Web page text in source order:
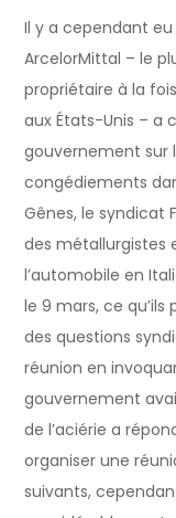
Il y a cependant
ArcelorMittal – le
propriétaire à la
aux États-Unis – a
gouvernement sur
congédiements
Gênes, le syndicat
des métallurgistes
l’automobile en
le 9 mars, ce
des questions
réunion en
gouvernement
de l’aciérie a
organiser une
suivants,